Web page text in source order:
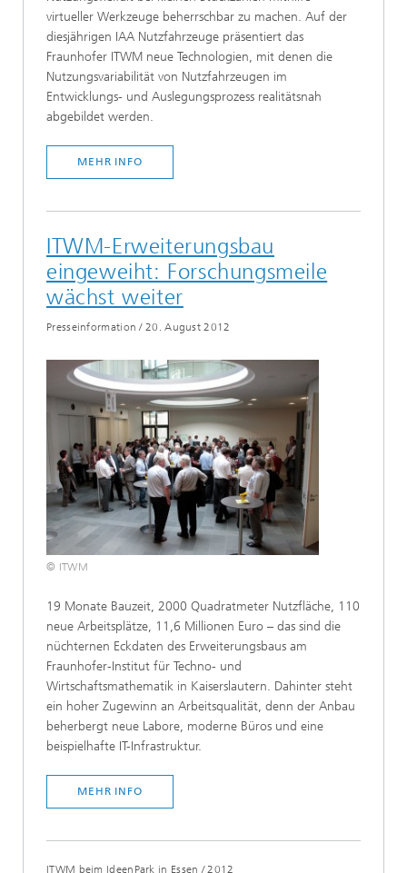
virtueller Werkzeuge beherrschbar zu machen. Auf der
diesjährigen IAA Nutzfahrzeuge präsentiert das
Fraunhofer ITWM neue Technologien, mit denen die
Nutzungsvariabilität von Nutzfahrzeugen im
Entwicklungs- und Auslegungsprozess realitätsnah
abgebildet werden.
MEHR INFO
ITWM-Erweiterungsbau
eingeweiht: Forschungsmeile
wächst weiter
Presseinformation /20. August 2012
© ITWM
19 Monate Bauzeit, 2000 Quadratmeter Nutzfläche, 110
neue Arbeitsplätze, 11,6 Millionen Euro – das sind die
nüchternen Eckdaten des Erweiterungsbaus am
Fraunhofer-Institut für Techno- und
Wirtschaftsmathematik in Kaiserslautern. Dahinter steht
ein hoher Zugewinn an Arbeitsqualität, denn der Anbau
beherbergt neue Labore, moderne Büros und eine
beispielhafte IT-Infrastruktur.
MEHR INFO
ITWM beim IdeenPark in Essen /2012